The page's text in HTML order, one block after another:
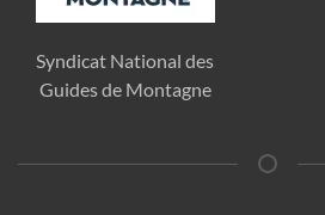
Syndicat National des
Guides de Montagne